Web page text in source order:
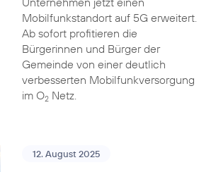
Mobilfunkstandort auf 5G erweitert.
Ab sofort profitieren die
Bürgerinnen und Bürger der
Gemeinde von einer deutlich
verbesserten Mobilfunkversorgung
im O2Netz.
12. August 2025